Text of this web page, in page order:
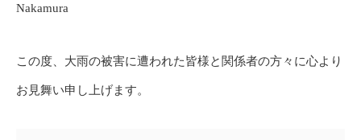
Nakamura
この度、大雨の被害に遭われた皆様と関係者の方々に心より
お見舞い申し上げます。